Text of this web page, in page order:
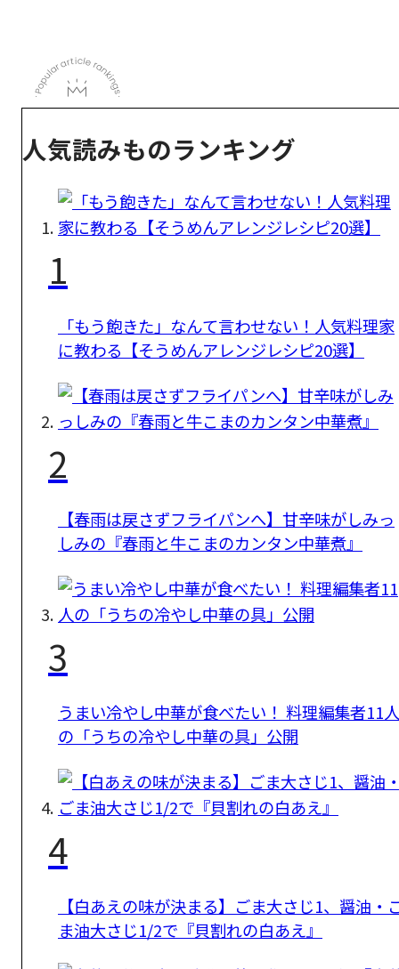
人気読みものランキング
1
「もう飽きた」なんて言わせない！人気料理家
に教わる【そうめんアレンジレシピ20選】
2
【春雨は戻さずフライパンへ】甘辛味がしみっ
しみの『春雨と牛こまのカンタン中華煮』
3
うまい冷やし中華が食べたい！ 料理編集者11人
の「うちの冷やし中華の具」公開
4
【白あえの味が決まる】ごま大さじ1、醤油・
ま油大さじ1/2で『貝割れの白あえ』